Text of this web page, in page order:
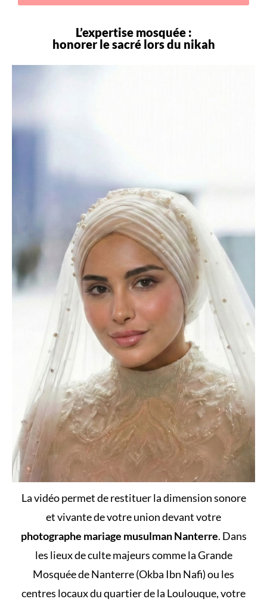
L’expertise mosquée :
honorer le sacré lors du nikah
La vidéo permet de restituer la dimension sonore
et vivante de votre union devant votre
photographe mariage musulman Nanterre. Dans
les lieux de culte majeurs comme la Grande
Mosquée de Nanterre (Okba Ibn Nafi) ou les
centres locaux du quartier de la Loulouque, votre